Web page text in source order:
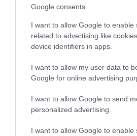
Google consents
I want to allow Google to enable
related to advertising like
device identifiers in apps.
I want to allow my user data to
Google for online advertising
I want to allow Google to send
personalized advertising.
I want to allow Google to enable
La Camera boccia il patentino
Montecitorio: palo